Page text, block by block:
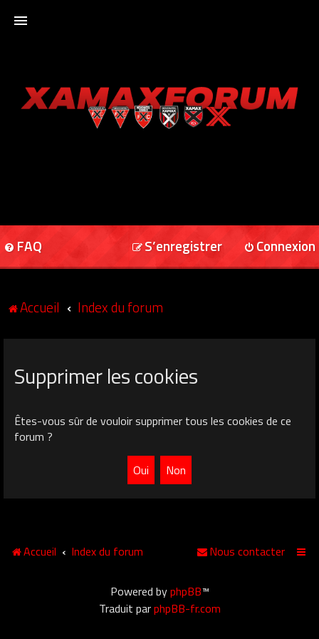
XAMAXFORUM
FAQ Connexion
S’enregistrer
Accueil Index du forum
Supprimer les cookies
Êtes-vous sûr de vouloir supprimer tous les cookies de ce
forum ?
Accueil Index du forum Nous contacter
Powered byphpBB™
Traduit parphpBB-fr.com